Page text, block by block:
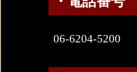
06-6204-5200